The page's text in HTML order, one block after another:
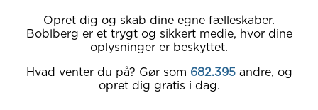
Opret dig og skab dine egne fælleskaber.
Boblberg er et trygt og sikkert medie, hvor dine
oplysninger er beskyttet.
Hvad venter du på? Gør som 682.395 andre, og
opret dig gratis i dag.